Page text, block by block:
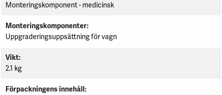
Monteringskomponent - medicinsk
Monteringskomponenter
Uppgraderingsuppsättning för vagn
Vikt
2.1 kg
Förpackningens innehåll